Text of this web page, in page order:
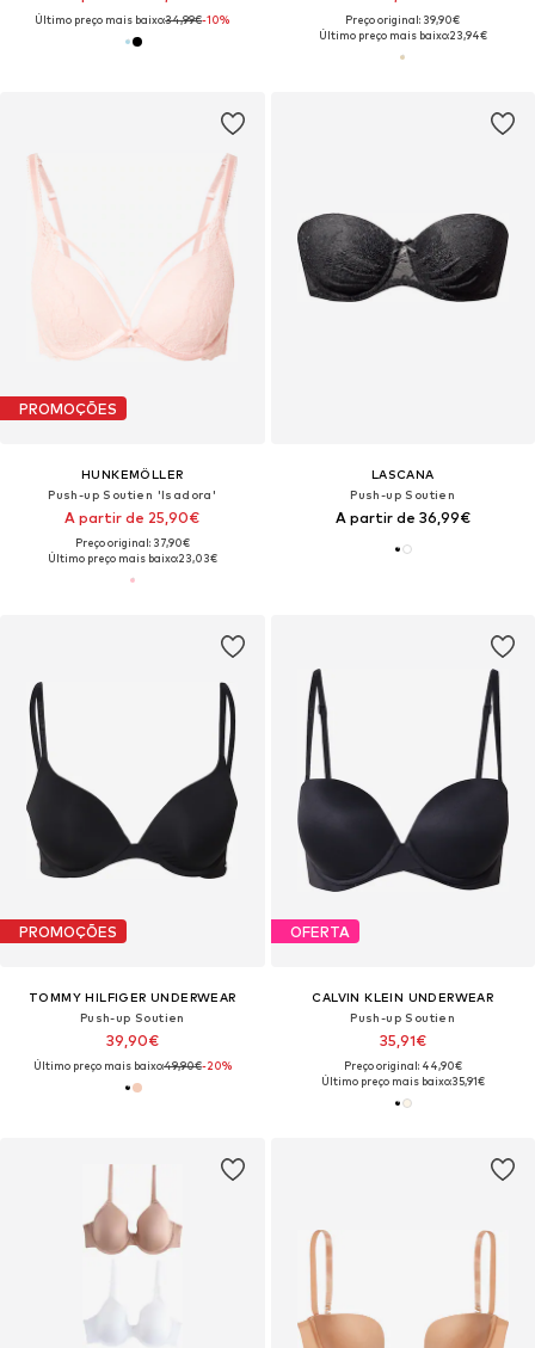
Último preço mais baixo:34,99€-10%
Preço original: 39,90€
Último preço mais baixo:23,94€
PROMOÇÕES
HUNKEMÖLLER
Push-up Soutien 'Isadora'
A partir de 25,90€
Preço original: 37,90€
Último preço mais baixo:23,03€
LASCANA
Push-up Soutien
A partir de 36,99€
PROMOÇÕES
TOMMY HILFIGER UNDERWEAR
Push-up Soutien
39,90€
Último preço mais baixo:49,90€-20%
OFERTA
CALVIN KLEIN UNDERWEAR
Push-up Soutien
35,91€
Preço original: 44,90€
Último preço mais baixo:35,91€